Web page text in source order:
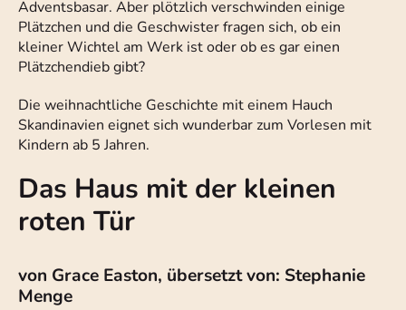
Adventsbasar. Aber plötzlich verschwinden einige
Plätzchen und die Geschwister fragen sich, ob ein
kleiner Wichtel am Werk ist oder ob es gar einen
Plätzchendieb gibt?
Die weihnachtliche Geschichte mit einem Hauch
Skandinavien eignet sich wunderbar zum Vorlesen mit
Kindern ab 5 Jahren.
Das Haus mit der kleinen
roten Tür
von Grace Easton, übersetzt von: Stephanie
Menge